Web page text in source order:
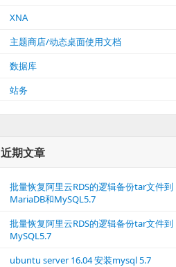
XNA
主题商店/动态桌面使用文档
数据库
站务
近期文章
批量恢复阿里云RDS的逻辑备份tar文件到
MariaDB和MySQL5.7
批量恢复阿里云RDS的逻辑备份tar文件到
MySQL5.7
ubuntu server 16.04 安装mysql 5.7